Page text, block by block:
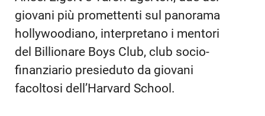
della storia.
L’obiettivo?Fare più soldi velocemente
prima che gli altri se ne accorgono.